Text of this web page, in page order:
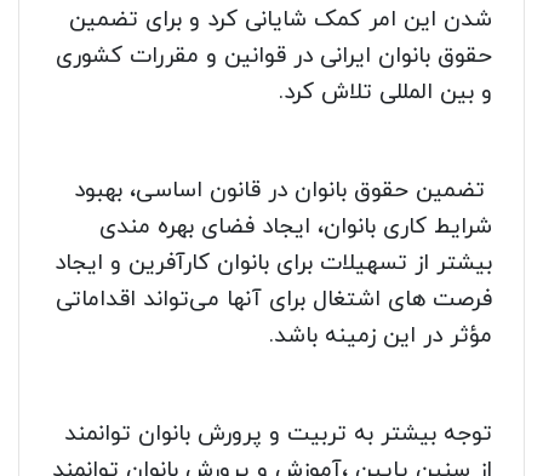
شدن این امر کمک شایانی کرد و برای تضمین
حقوق بانوان ایرانی در قوانین و مقررات کشوری
و بین المللی تلاش کرد.
تضمین حقوق بانوان در قانون اساسی، بهبود
شرایط کاری بانوان، ایجاد فضای بهره مندی
بیشتر از تسهیلات برای بانوان کارآفرین و ایجاد
فرصت های اشتغال برای آنها می‌تواند اقداماتی
مؤثر در این زمینه باشد.
توجه بیشتر به تربیت و پرورش بانوان توانمند
از سنین پایین ،آموزش و پرورش بانوان توانمند